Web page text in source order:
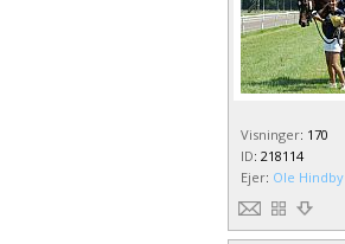
Visninger: 170
ID: 218114
Ejer: Ole Hindby